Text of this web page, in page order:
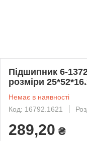
Підшипник 6-
розміри
Немає в наявності
Код: 16792.1621
289,20 ₴